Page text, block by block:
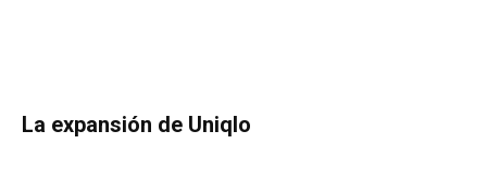
La expansión de Uniqlo